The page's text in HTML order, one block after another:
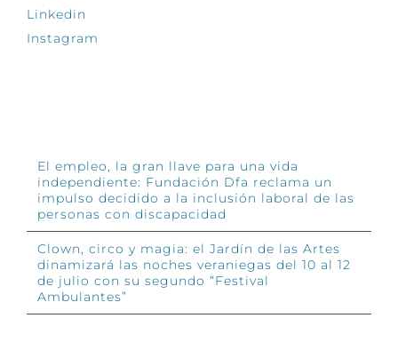
Linkedin
Instagram
El empleo, la gran llave para una vida
independiente: Fundación Dfa reclama un
impulso decidido a la inclusión laboral de las
personas con discapacidad
Clown, circo y magia: el Jardín de las Artes
dinamizará las noches veraniegas del 10 al 12
de julio con su segundo “Festival
Ambulantes”